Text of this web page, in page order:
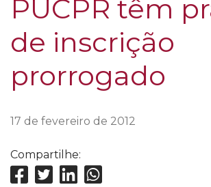
PUCPR têm
de inscrição
prorrogado
17 de fevereiro de 2012
Compartilhe: